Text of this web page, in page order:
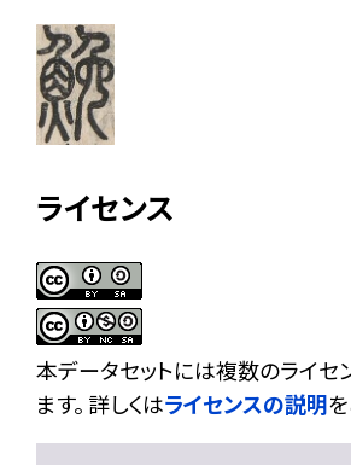
ライセンス
本データセットには複数のライセ
ます。 詳しくはライセンスの説明